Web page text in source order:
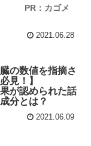
PR：カゴメ
2021.06.28
の数値を指摘さ
見！】
が認められた話
分とは？
2021.06.09